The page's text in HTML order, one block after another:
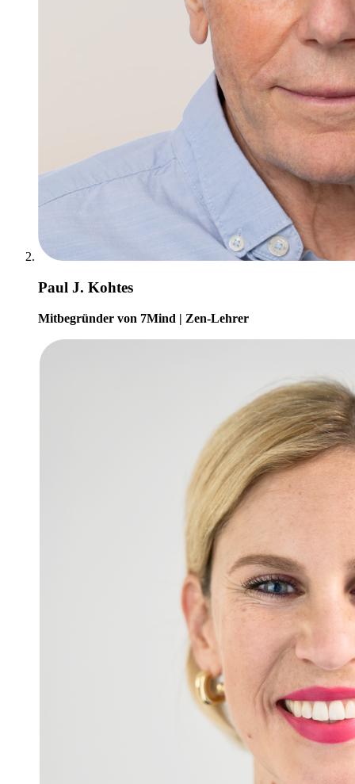
Paul J. Kohtes
Mitbegründer von 7Mind | Zen-Lehrer